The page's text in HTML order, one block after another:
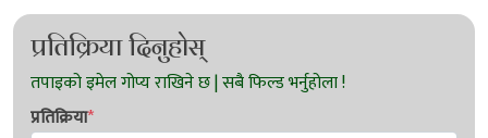
प्रतिक्रिया दिनुहोस्
प्रतिक्रिया*